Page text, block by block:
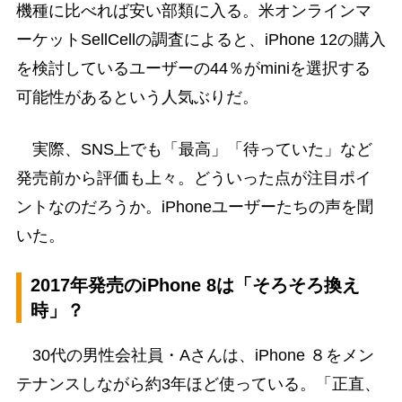
機種に比べれば安い部類に入る。米オンラインマ
ーケットSellCellの調査によると、iPhone 12の購入
を検討しているユーザーの44％がminiを選択する
可能性があるという人気ぶりだ。
実際、SNS上でも「最高」「待っていた」など
発売前から評価も上々。どういった点が注目ポイ
ントなのだろうか。iPhoneユーザーたちの声を聞
いた。
2017年発売のiPhone 8は「そろそろ換え
時」？
30代の男性会社員・Aさんは、iPhone ８をメン
テナンスしながら約3年ほど使っている。「正直、